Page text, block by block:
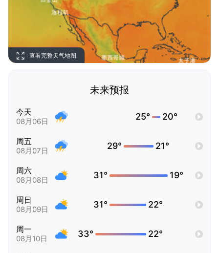
查看完整天气地图
未来预报
今天
08月06日 25° 20°
周五
08月07日 29° 21°
周六
08月08日 31° 19°
周日
08月09日 31° 22°
周一
08月10日 33° 22°